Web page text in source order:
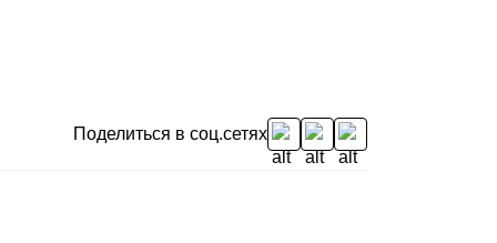
Поделиться в соц.сетях